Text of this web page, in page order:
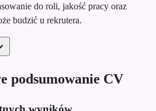
do roli, jakość pracy oraz
budzić u rekrutera.
podsumowanie CV